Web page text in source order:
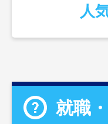
人
就職